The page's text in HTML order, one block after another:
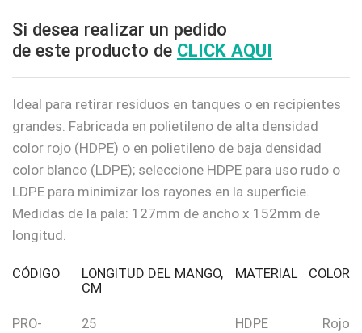
Si desea realizar un pedido
de este producto de CLICK AQUI
Ideal para retirar residuos en tanques o en recipientes
grandes. Fabricada en polietileno de alta densidad
color rojo (HDPE) o en polietileno de baja densidad
color blanco (LDPE); seleccione HDPE para uso rudo o
LDPE para minimizar los rayones en la superficie.
Medidas de la pala: 127mm de ancho x 152mm de
longitud.
CÓDIGO
LONGITUD DEL MANGO,
CM
MATERIAL COLOR
PRO-
25 HDPE Rojo